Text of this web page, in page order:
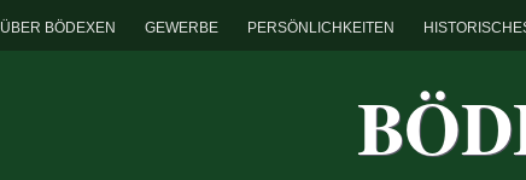
ÜBER BÖDEXEN GEWERBE PERSÖNLICHKEITEN